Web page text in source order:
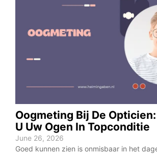
Oogmeting Bij De
U Uw Ogen In Topconditie
June 26, 2026
Goed kunnen zien is onmisbaar in het